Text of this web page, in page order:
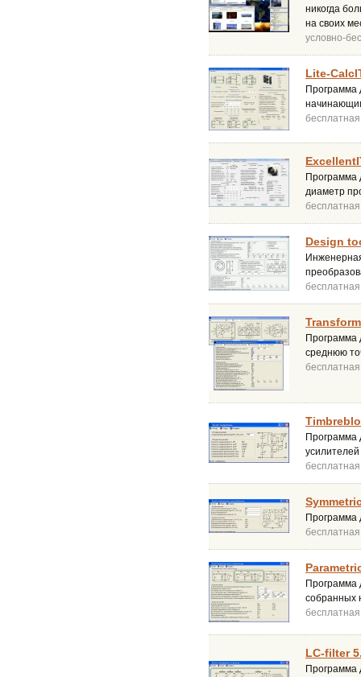
никогда
на своих
условно-
Lite-
Программа
бесплатная
Программа
диаметр
бесплатная
Design
бесплатная
Программа
среднюю
бесплатная
Программа
усилителей
бесплатная
Программа
бесплатная
Программа
собранных
бесплатная
LC-filter
Программа